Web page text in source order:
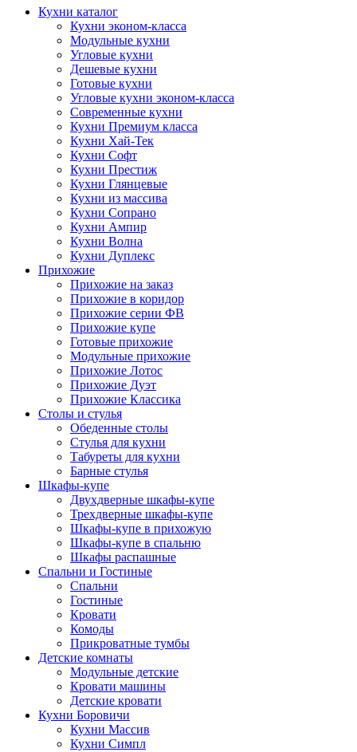
Кухни каталог
Кухни эконом-класса
Модульные кухни
Угловые кухни
Дешевые кухни
Готовые кухни
Угловые кухни эконом-класса
Современные кухни
Кухни Премиум класса
Кухни Хай-Тек
Кухни Софт
Кухни Престиж
Кухни Глянцевые
Кухни из массива
Кухни Сопрано
Кухни Ампир
Кухни Волна
Кухни Дуплекс
Прихожие
Прихожие на заказ
Прихожие в коридор
Прихожие серии ФВ
Прихожие купе
Готовые прихожие
Модульные прихожие
Прихожие Лотос
Прихожие Дуэт
Прихожие Классика
Столы и стулья
Обеденные столы
Стулья для кухни
Табуреты для кухни
Барные стулья
Шкафы-купе
Двухдверные шкафы-купе
Трехдверные шкафы-купе
Шкафы-купе в прихожую
Шкафы-купе в спальню
Шкафы распашные
Спальни и Гостиные
Спальни
Гостиные
Кровати
Комоды
Прикроватные тумбы
Детские комнаты
Модульные детские
Кровати машины
Детские кровати
Кухни Боровичи
Кухни Массив
Кухни Симпл